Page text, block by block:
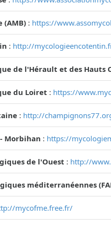
(AMB) : https://
: http://
de l'Hérault et des Hauts
du Loiret : https://
: http://
Morbihan : https://
de l'Ouest : http://
méditerranéennes
mycofme.free.fr/